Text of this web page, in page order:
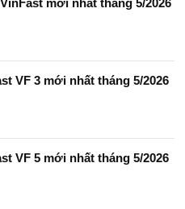
mới nhất tháng 5/2026
VF 3 mới nhất tháng 5/2026
VF 5 mới nhất tháng 5/2026